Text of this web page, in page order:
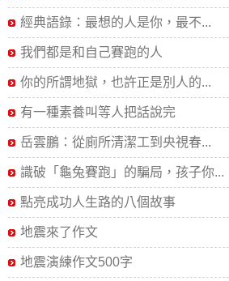
經典語錄：最想的人是你，最不...
我們都是和自己賽跑的人
你的所謂地獄，也許正是別人的...
有一種素養叫等人把話說完
岳雲鵬：從廁所清潔工到央視春...
識破「龜兔賽跑」的騙局，孩子你...
點亮成功人生路的八個故事
地震來了作文
地震演練作文500字